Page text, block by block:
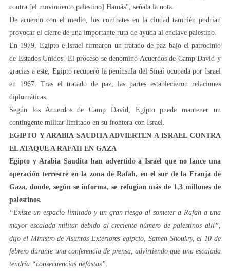
contra [el movimiento palestino] Hamás", señala la nota.
De acuerdo con el medio, los combates en la ciudad también podrían
provocar el cierre de una importante ruta de ayuda al enclave palestino.
En 1979, Egipto e Israel firmaron un tratado de paz bajo el patrocinio
de Estados Unidos. El proceso se denominó Acuerdos de Camp David y
gracias a este, Egipto recuperó la península del Sinaí ocupada por Israel
en 1967. Tras el tratado de paz, las partes establecieron relaciones
diplomáticas.
Según los Acuerdos de Camp David, Egipto puede mantener un
contingente militar limitado en su frontera con Israel.
EGIPTO Y ARABIA SAUDITA ADVIERTEN A ISRAEL CONTRA
EL ATAQUE A RAFAH EN GAZA
Egipto y Arabia Saudita han advertido a Israel que no lance una
operación terrestre en la zona de Rafah, en el sur de la Franja de
Gaza, donde, según se informa, se refugian más de 1,3 millones de
palestinos.
“Existe un espacio limitado y un gran riesgo al someter a Rafah a una
mayor escalada militar debido al creciente número de palestinos allí”,
dijo el Ministro de Asuntos Exteriores egipcio, Sameh Shoukry, el 10 de
febrero durante una conferencia de prensa, advirtiendo que una escalada
tendría “consecuencias nefastas”.